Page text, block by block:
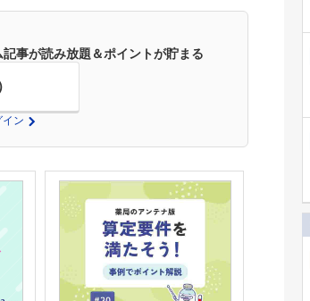
事が読み放題＆ポイントが貯まる
ン